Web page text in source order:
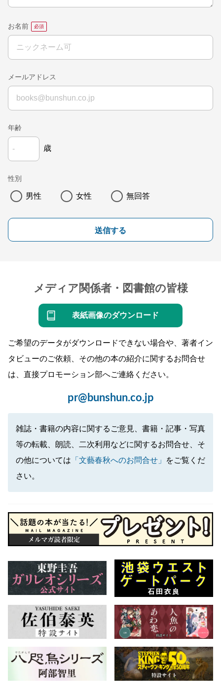
お名前
メールアドレス
年齢
歳
性別
男性 女性 無回答
送信する
メディア関係者・図書館の皆様
表紙画像のダウンロード
ご希望のデータがダウンロードできない場合や、著者イン
タビューのご依頼、その他の本の紹介に関するお問合せ
は、直接プロモーション部へご連絡ください。
pr@bunshun.co.jp
雑誌・書籍の内容に関するご意見、書籍・記事・写真
等の転載、朗読、二次利用などに関するお問合せ、そ
の他については 「文藝春秋へのお問合せ」
をご覧くだ
さい。